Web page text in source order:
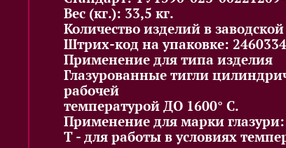
Вес (кг.): 33,5 кг.
Количество изделий в
Штрих-код на упаковке:
Применение для типа изделия
Глазурованные тигли
рабочей
температурой ДО 1600° С.
Применение для марки глазури:
Т - для работы в условиях